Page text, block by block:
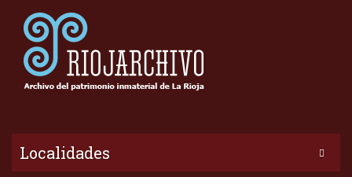
Localidades